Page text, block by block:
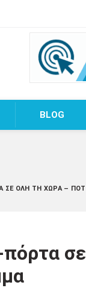
BLOG
ΣΕ ΌΛΗ ΤΗ ΧΏΡΑ –
πόρτα σε